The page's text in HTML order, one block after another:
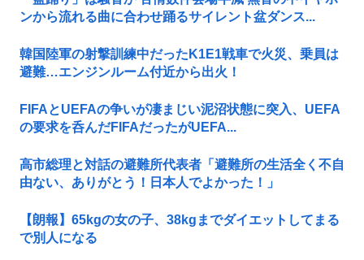
ンから流れる曲に合わせ踊るサイレント盆ダンス...
韓国陸軍の射撃訓練中だったK1E1戦車で火災、乗員は
避難…エンジンルーム付近から出火！
FIFAとUEFAの争いが凄まじい泥沼状態に突入、UEFA
の要求を呑んだFIFAだったがUEFA...
高市総理と対話の避難所代表者「避難所の生活全く不自
由ない、ありがとう！日本人でよかった！」
【朗報】65kgの女の子、38kgまでダイエットしてまる
で別人になる